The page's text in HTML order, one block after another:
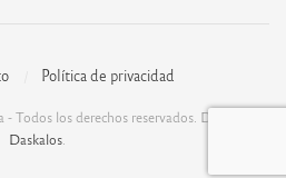
Política de privacidad
los derechos reservados. Desarrolla:
Daskalos.